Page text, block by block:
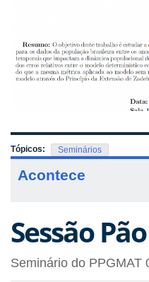
Tópicos: Seminários
Acontece
Sessão
Seminário do PPGMAT